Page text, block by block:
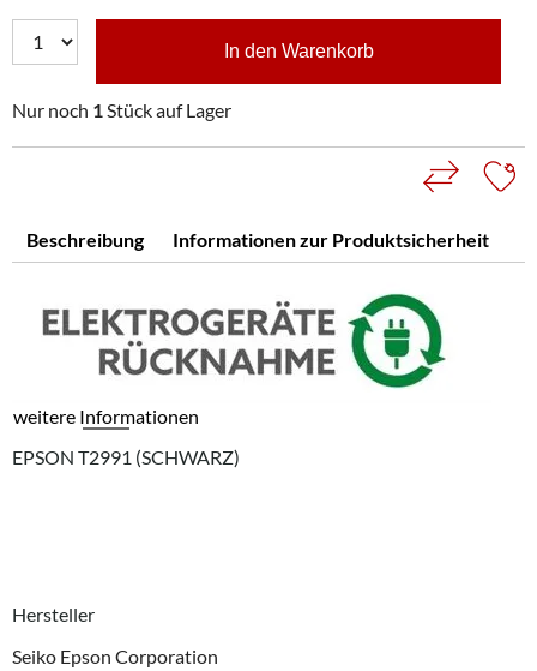
In den Warenkorb
Nur noch 1Stück auf Lager
Beschreibung Informationen zur Produktsicherheit
weitere Informationen
EPSON T2991 (SCHWARZ)
Hersteller
Seiko Epson Corporation